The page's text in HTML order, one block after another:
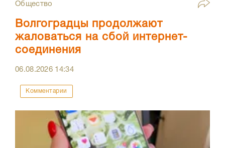
Общество
Волгоградцы продолжают
жаловаться на сбой интернет-
соединения
06.08.2026 14:34
Комментарии